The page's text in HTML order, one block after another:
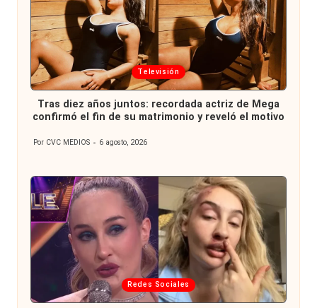
Publicada
en
Televisión
Tras diez años juntos: recordada actriz de Mega
confirmó el fin de su matrimonio y reveló el motivo
Publicado
Por CVC MEDIOS 6 agosto, 2026
Publicada
en
Redes Sociales